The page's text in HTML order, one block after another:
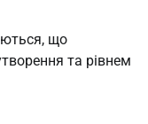
що
та рівнем